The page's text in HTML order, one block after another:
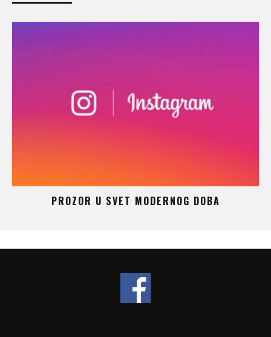
PROZOR U SVET MODERNOG DOBA